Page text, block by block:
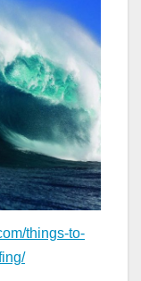
things-to-